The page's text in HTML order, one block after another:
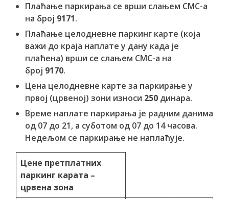
Плаћање паркирања се врши слањем СМС-а
на број 9171.
Плаћање целодневне паркинг карте (која
важи до краја наплате у дану када је
плаћена) врши се слањем СМС-а на
број 9170.
Цена целодневне карте за паркирање у
првој (црвеној) зони износи 250 динара.
Време наплате паркирања је радним данима
од 07 до 21, а суботом од 07 до 14 часова.
Недељом се паркирање не наплаћује.
Цене претплатних
паркинг карата –
црвена зона